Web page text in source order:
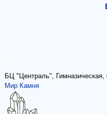
БЦ "Централь", Гимназическая,
Мир Камня